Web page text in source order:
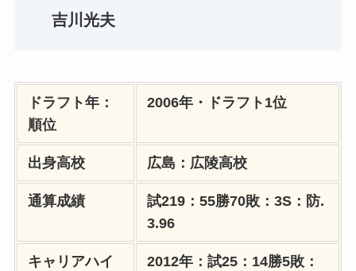
吉川光夫
ドラフト年：
順位
2006年・ドラフト1位
出身高校 広島：広陵高校
通算成績
試219：55勝70敗：3S：防.
3.96
キャリアハイ
2012年：試25：14勝5敗：